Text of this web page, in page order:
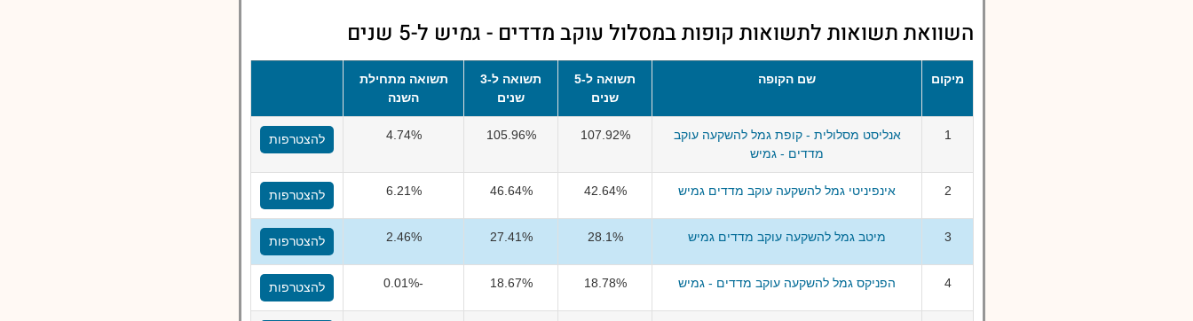
השוואת תשואות לתשואות קופות במסלול עוקב מדדים - גמיש ל-5 שנים
מיקום שם הקופה
תשואה ל-5
שנים
תשואה ל-3
שנים
תשואה מתחילת
השנה
1
אנליסט מסלולית - קופת גמל להשקעה עוקב
מדדים - גמיש
107.92%
105.96%
4.74% להצטרפות
2 אינפיניטי גמל להשקעה עוקב מדדים גמיש 42.64%
46.64%
6.21% להצטרפות
3 מיטב גמל להשקעה עוקב מדדים גמיש 28.1%
27.41%
2.46% להצטרפות
4 הפניקס גמל להשקעה עוקב מדדים - גמיש 18.78%
18.67%
-0.01% להצטרפות